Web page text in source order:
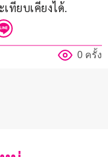
ทียบเคียงได้.
0 ครั้ง